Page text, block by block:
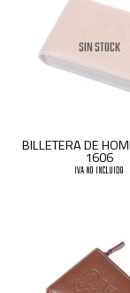
SIN STOCK
BILLETERA DE
1606
IVA NO INCLUIDO